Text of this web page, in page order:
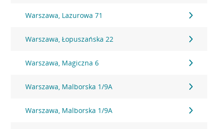
Warszawa, Lazurowa 71
Warszawa, Łopuszańska 22
Warszawa, Magiczna 6
Warszawa, Malborska 1/9A
Warszawa, Malborska 1/9A